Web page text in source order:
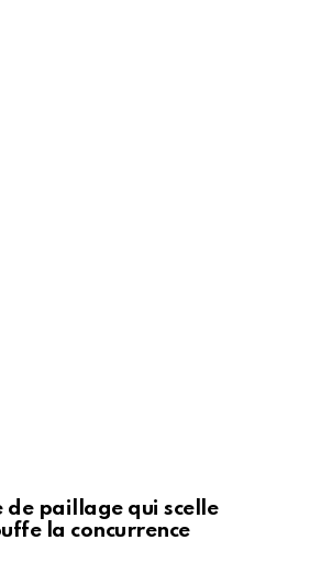
de paillage qui scelle
la concurrence